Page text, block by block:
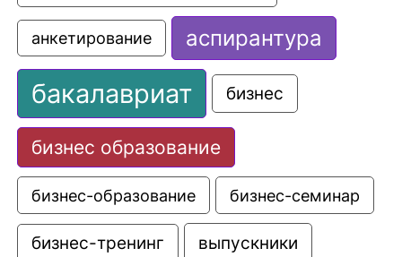
анкетирование аспирантура
бакалавриат бизнес
бизнес образование
бизнес-образование бизнес-семинар
бизнес-тренинг выпускники